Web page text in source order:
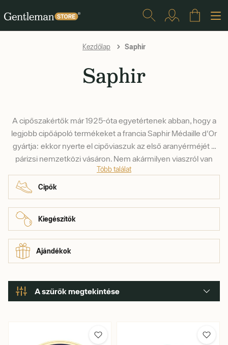
Kezdőlap Saphir
Saphir
A cipőszakértők már 1925-óta egyetértenek abban, hogy a
legjobb cipőápoló termékeket a francia Saphir Médaille d'Or
gyártja: ekkor nyerte el cipőviaszuk az első aranyérméjét a
párizsi nemzetközi vásáron. Nem akármilyen viaszról van
szó, hiszen 7 féle növényi, állati és ásványi viaszból készül.
Alapja a természetes terpentin, amely a csomagolás
kibontása után - sokak boldogságára - azonnal érezhető.
Mivel tisztán természetes összetevőkből készül, lehetővé
teszi a bőr lélegzését. A Saphir a viaszok mellett krémeket,
Több találat
Cipők
Kiegészítők
Ajándékok
A szűrők megtekintése